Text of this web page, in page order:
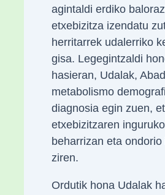
agintaldi erdiko
etxebizitza izendatu
herritarrek udalerriko
gisa. Legegintzaldi
hasieran, Udalak,
metabolismo
diagnosia egin zuen,
etxebizitzaren
beharrizan eta
ziren.
Ordutik hona Udalak